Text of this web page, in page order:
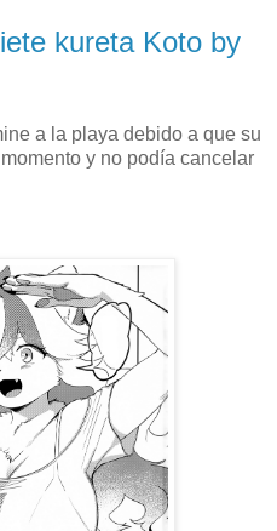
kureta Koto by
a la playa debido a que su
y no podía cancelar